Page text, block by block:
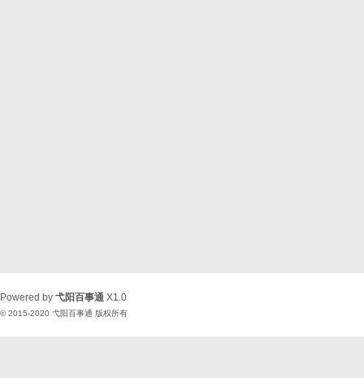
Powered by 弋阳百事通 X1.0
© 2015-2020 弋阳百事通 版权所有